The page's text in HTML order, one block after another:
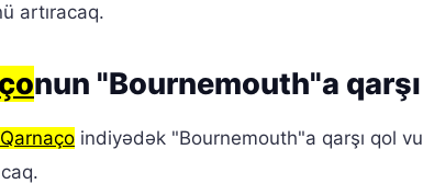
artıracaq.
nun "Bournemouth"a
indiyədək "Bournemouth"a qarşı qol